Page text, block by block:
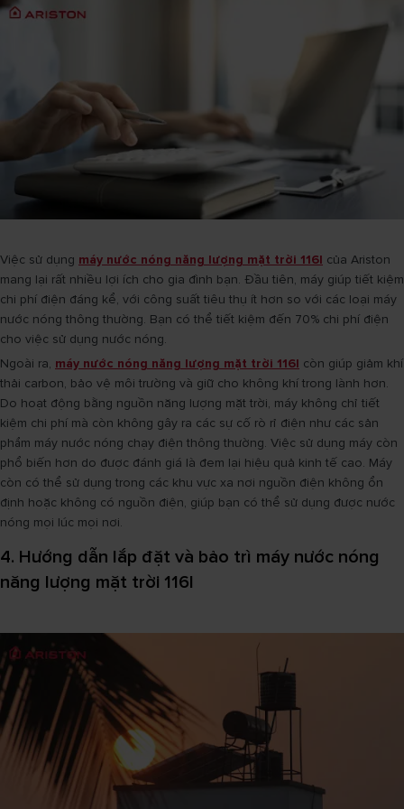
Việc sử dụng máy nước nóng năng lượng mặt trời 116l của Ariston
mang lại rất nhiều lợi ích cho gia đình bạn. Đầu tiên, máy giúp tiết kiệm
chi phí điện đáng kể, với công suất tiêu thụ ít hơn so với các loại máy
nước nóng thông thường. Bạn có thể tiết kiệm đến 70% chi phí điện
cho việc sử dụng nước nóng.
Ngoài ra, máy nước nóng năng lượng mặt trời 116l còn giúp giảm khí
thải carbon, bảo vệ môi trường và giữ cho không khí trong lành hơn.
Do hoạt động bằng nguồn năng lượng mặt trời, máy không chỉ tiết
kiệm chi phí mà còn không gây ra các sự cố rò rỉ điện như các sản
phẩm máy nước nóng chạy điện thông thường. Việc sử dụng máy còn
phổ biến hơn do được đánh giá là đem lại hiệu quả kinh tế cao. Máy
còn có thể sử dụng trong các khu vực xa nơi nguồn điện không ổn
định hoặc không có nguồn điện, giúp bạn có thể sử dụng được nước
nóng mọi lúc mọi nơi.
4. Hướng dẫn lắp đặt và bảo trì máy nước nóng
năng lượng mặt trời 116l